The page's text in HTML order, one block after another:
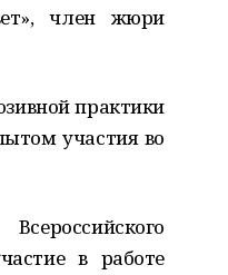
член жюри
практики
участия во
в работе